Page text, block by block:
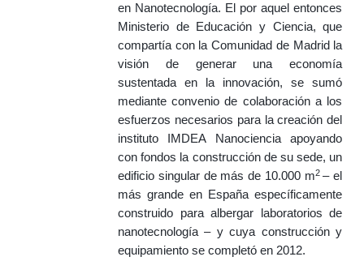
en Nanotecnología. El por aquel entonces
Ministerio de Educación y Ciencia, que
compartía con la Comunidad de Madrid la
visión de generar una economía
sustentada en la innovación, se sumó
mediante convenio de colaboración a los
esfuerzos necesarios para la creación del
instituto IMDEA Nanociencia apoyando
con fondos la construcción de su sede, un
edificio singular de más de 10.000 m2 – el
más grande en España específicamente
construido para albergar laboratorios de
nanotecnología – y cuya construcción y
equipamiento se completó en 2012.